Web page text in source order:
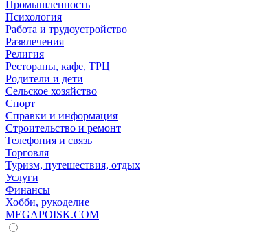
Промышленность
Психология
Работа и трудоустройство
Развлечения
Религия
Рестораны, кафе, ТРЦ
Родители и дети
Сельское хозяйство
Спорт
Справки и информация
Строительство и ремонт
Телефония и связь
Торговля
Туризм, путешествия, отдых
Услуги
Финансы
Хобби, рукоделие
MEGAPOISK.COM